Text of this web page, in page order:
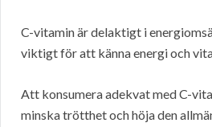
C-vitamin är delaktigt i
viktigt för att känna energi och
Att konsumera adekvat med C-
minska trötthet och höja den